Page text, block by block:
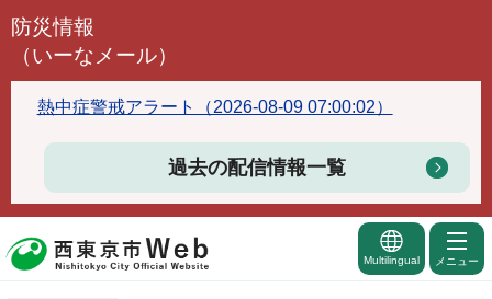
こ
頭
で
防災情報
（いーなメール）
熱中症警戒アラート（2026-08-09 07:00:02）
過去の配信情報一覧
Multilingual メニュー